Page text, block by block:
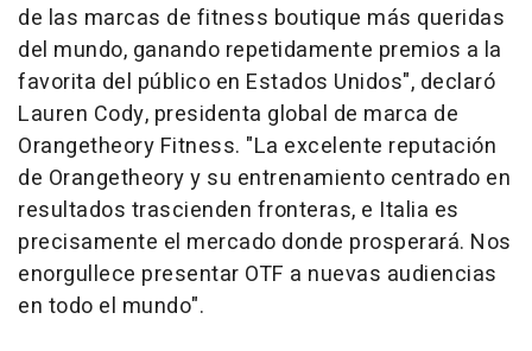
de las marcas de fitness boutique más queridas
del mundo, ganando repetidamente premios a la
favorita del público en Estados Unidos", declaró
Lauren Cody, presidenta global de marca de
Orangetheory Fitness. "La excelente reputación
de Orangetheory y su entrenamiento centrado en
resultados trascienden fronteras, e Italia es
precisamente el mercado donde prosperará. Nos
enorgullece presentar OTF a nuevas audiencias
en todo el mundo".